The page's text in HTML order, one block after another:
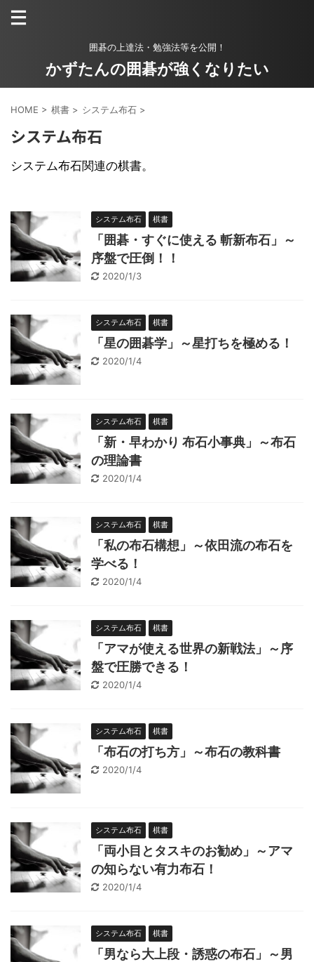
囲碁の上達法・勉強法等を公開！
かずたんの囲碁が強くなりたい
HOME > 棋書 > システム布石 >
システム布石
システム布石関連の棋書。
システム布石 棋書
「囲碁・すぐに使える 斬新布石」～
序盤で圧倒！！
2020/1/3
システム布石 棋書
「星の囲碁学」～星打ちを極める！
2020/1/4
システム布石 棋書
「新・早わかり 布石小事典」～布石
の理論書
2020/1/4
システム布石 棋書
「私の布石構想」～依田流の布石を
学べる！
2020/1/4
システム布石 棋書
「アマが使える世界の新戦法」～序
盤で圧勝できる！
2020/1/4
システム布石 棋書
「布石の打ち方」～布石の教科書
2020/1/4
システム布石 棋書
「両小目とタスキのお勧め」～アマ
の知らない有力布石！
2020/1/4
システム布石 棋書
「男なら大上段・誘惑の布石」～男